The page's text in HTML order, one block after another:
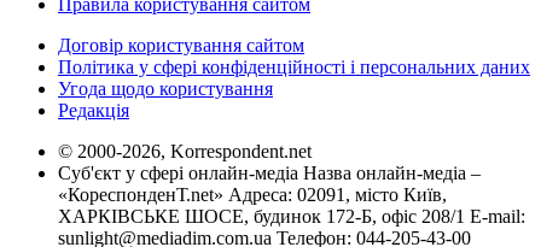
Правила користування сайтом
Договір користування сайтом
Політика у сфері конфіденційності і персональних даних
Угода щодо користування
Редакція
© 2000-2026, Korrespondent.net
Суб'єкт у сфері онлайн-медіа Назва онлайн-медіа –
«КореспонденТ.net» Адреса: 02091, місто Київ,
ХАРКІВСЬКЕ ШОСЕ, будинок 172-Б, офіс 208/1 E-mail:
sunlight@mediadim.com.ua Телефон: 044-205-43-00